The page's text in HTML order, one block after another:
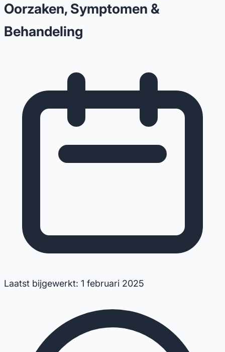
Oorzaken, Symptomen &
Behandeling
Laatst bijgewerkt: 1 februari 2025